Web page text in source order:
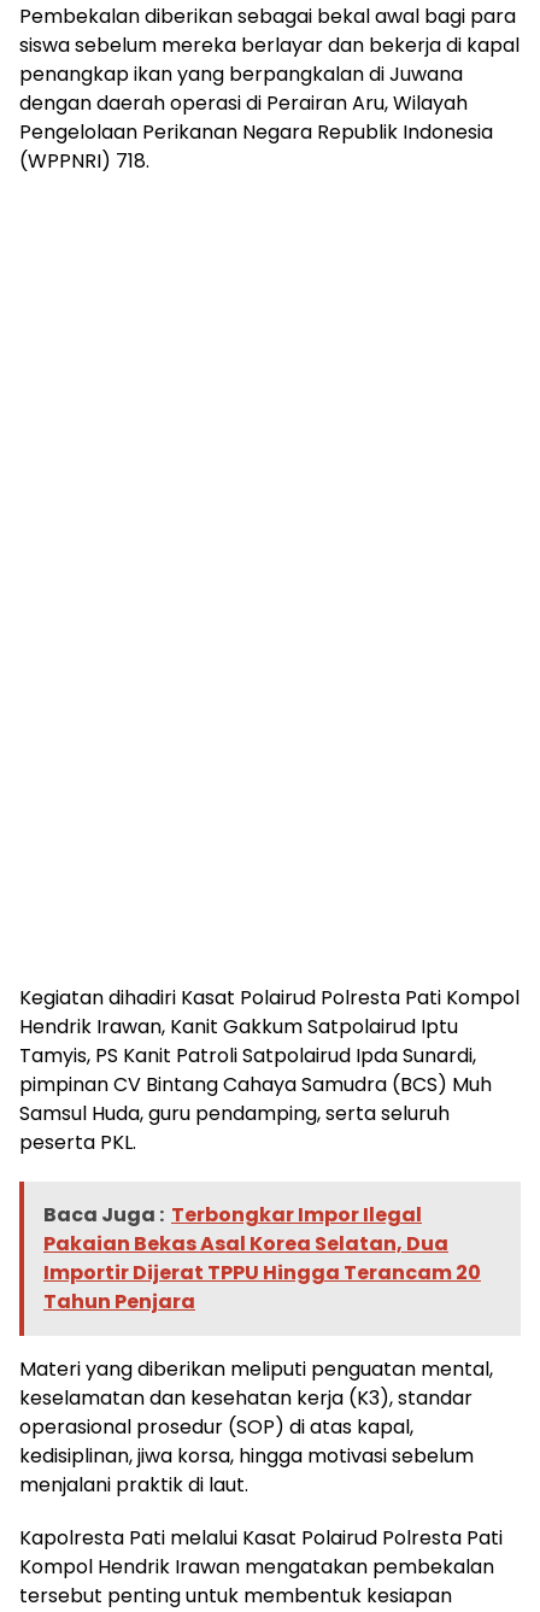
Pembekalan diberikan sebagai bekal awal bagi para
siswa sebelum mereka berlayar dan bekerja di kapal
penangkap ikan yang berpangkalan di Juwana
dengan daerah operasi di Perairan Aru, Wilayah
Pengelolaan Perikanan Negara Republik Indonesia
(WPPNRI) 718.
Kegiatan dihadiri Kasat Polairud Polresta Pati Kompol
Hendrik Irawan, Kanit Gakkum Satpolairud Iptu
Tamyis, PS Kanit Patroli Satpolairud Ipda Sunardi,
pimpinan CV Bintang Cahaya Samudra (BCS) Muh
Samsul Huda, guru pendamping, serta seluruh
peserta PKL.
Baca Juga : Terbongkar Impor Ilegal
Pakaian Bekas Asal Korea Selatan, Dua
Importir Dijerat TPPU Hingga Terancam 20
Tahun Penjara
Materi yang diberikan meliputi penguatan mental,
keselamatan dan kesehatan kerja (K3), standar
operasional prosedur (SOP) di atas kapal,
kedisiplinan, jiwa korsa, hingga motivasi sebelum
menjalani praktik di laut.
Kapolresta Pati melalui Kasat Polairud Polresta Pati
Kompol Hendrik Irawan mengatakan pembekalan
tersebut penting untuk membentuk kesiapan